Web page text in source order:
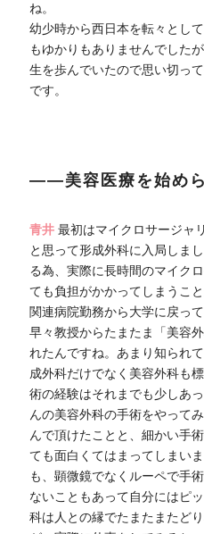
ね。
幼少時から西日本を転々とし
もゆかりもありませんでした
生を歩んでいたので思い切っ
です。
――美容医療を始めら
青井最初はマイクロサージャ
と思って形成外科に入局しま
る為、実際に長時間のマイク
ても負担がかかってしまうこ
関連病院勤務から大学に戻っ
早々教授からたまたま「美容
れたんですね。あまり知られ
成外科だけでなく美容外科も
術の経験はそれまでも少しあ
んの美容外科の手術をやって
んで頂けたことと、細かい手
ても面白くてはまってしまい
も、顕微鏡でなくルーペで手
ないこともあって自分にはピ
科は人との縁でたまたまたど